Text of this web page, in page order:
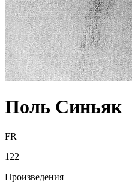
Поль Синьяк
FR
122
Произведения